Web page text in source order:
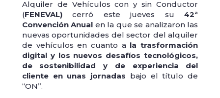
Alquiler de Vehículos con y sin Conductor
(FENEVAL)cerró este jueves su 42ª
Convención Anual en la que se analizaron las
nuevas oportunidades del sector del alquiler
de vehículos en cuanto a la trasformación
digital y los nuevos desafíos tecnológicos,
de sostenibilidad y de experiencia del
cliente en unas jornadas bajo el título de
“ON”.